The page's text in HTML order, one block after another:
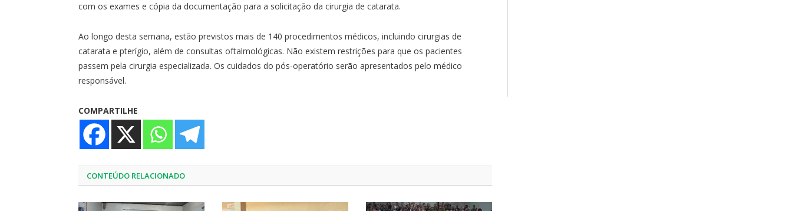
com os exames e cópia da documentação para a solicitação da cirurgia de catarata.
Ao longo desta semana, estão previstos mais de 140 procedimentos médicos, incluindo cirurgias de
catarata e pterígio, além de consultas oftalmológicas. Não existem restrições para que os pacientes
passem pela cirurgia especializada. Os cuidados do pós-operatório serão apresentados pelo médico
responsável.
COMPARTILHE
CONTEÚDO RELACIONADO